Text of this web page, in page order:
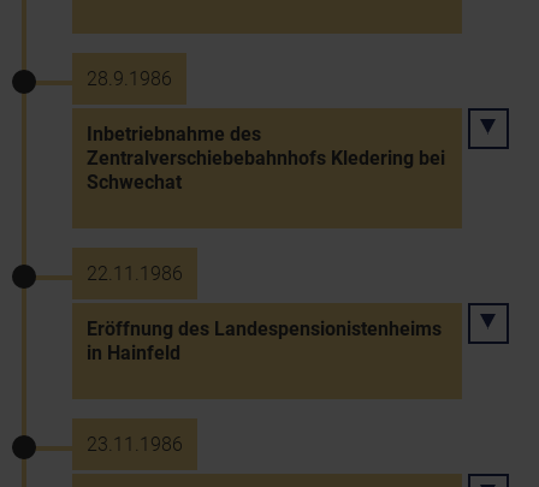
28.9.1986
Inbetriebnahme des
Zentralverschiebebahnhofs Kledering bei
Schwechat
22.11.1986
Eröffnung des Landespensionistenheims
in Hainfeld
23.11.1986